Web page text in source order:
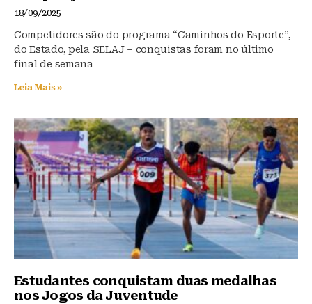
18/09/2025
Competidores são do programa “Caminhos do Esporte”,
do Estado, pela SELAJ – conquistas foram no último
final de semana
Leia Mais »
Estudantes conquistam duas medalhas
nos Jogos da Juventude